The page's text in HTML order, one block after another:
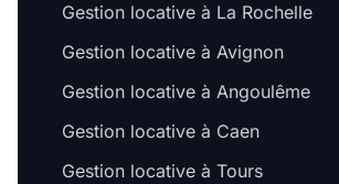
Gestion locative à La Rochelle
Gestion locative à Avignon
Gestion locative à Angoulême
Gestion locative à Caen
Gestion locative à Tours